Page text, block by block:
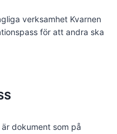
verksamhet Kvarnen
för att andra ska
dokument som på